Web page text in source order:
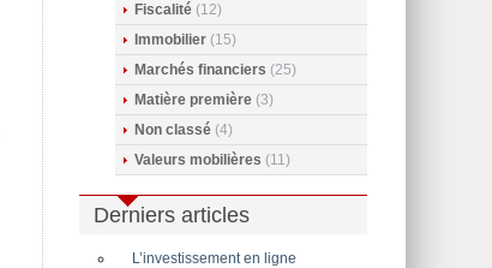
Fiscalité (12)
Immobilier (15)
Marchés financiers (25)
Matière première (3)
Non classé (4)
Valeurs mobilières (11)
Derniers articles
L’investissement en ligne